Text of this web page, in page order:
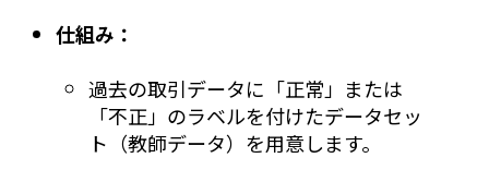
仕組み：
過去の取引データに「正常」または
「不正」のラベルを付けたデータセッ
ト（教師データ）を用意します。